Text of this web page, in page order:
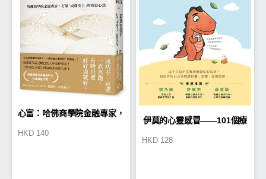
心富：哈佛商學院金融專家，
HKD 140
伊莫的心靈感冒——101個療
HKD 128